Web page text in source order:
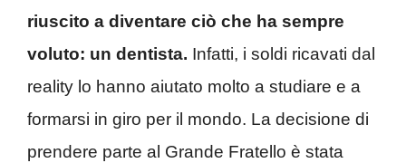
riuscito a diventare ciò che ha sempre
voluto: un dentista. Infatti, i soldi ricavati dal
reality lo hanno aiutato molto a studiare e a
formarsi in giro per il mondo. La decisione di
prendere parte al Grande Fratello è stata